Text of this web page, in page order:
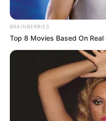
BRAINBERRIES
Top 8 Movies Based On